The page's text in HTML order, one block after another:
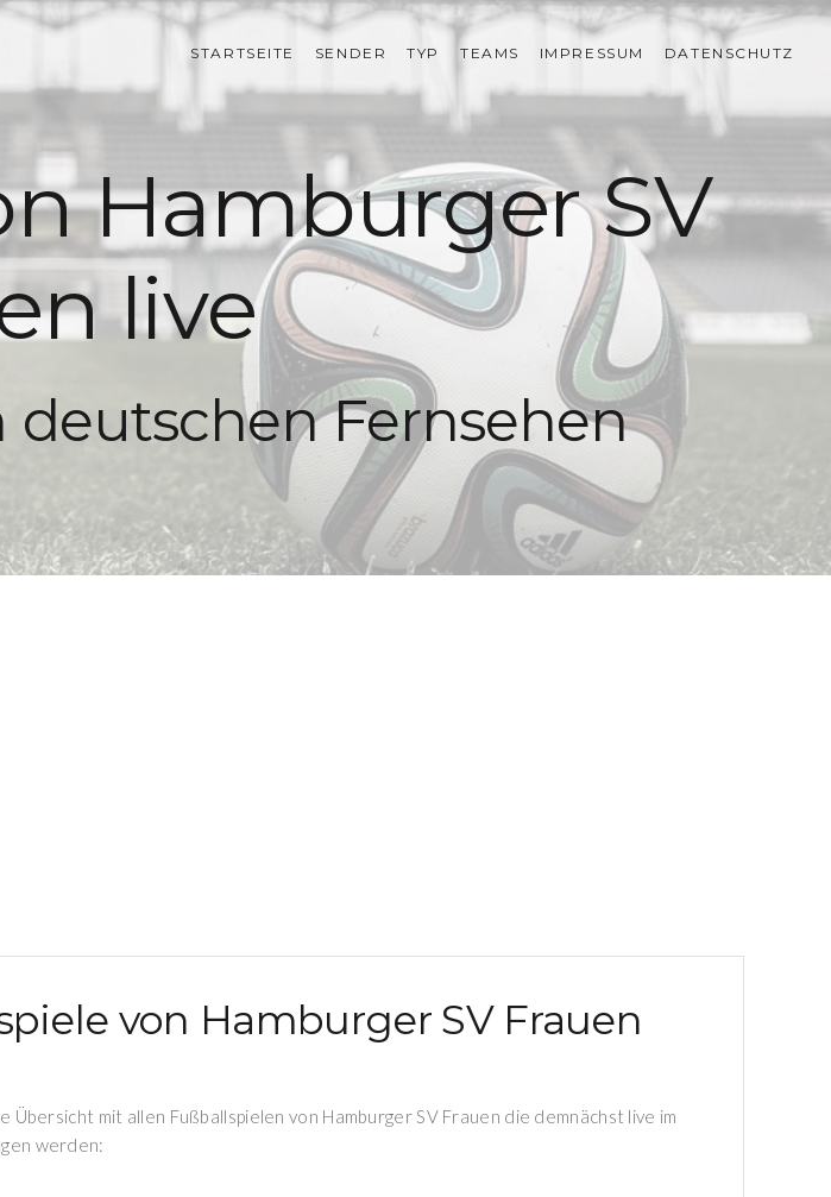
STARTSEITE SENDER TYP TEAMS IMPRESSUM DATENSCHUTZ
Hamburger SV
live
Fernsehen
von Hamburger SV Frauen
Übersicht mit allen Fußballspielen von Hamburger SV Frauen die demnächst live im
werden: